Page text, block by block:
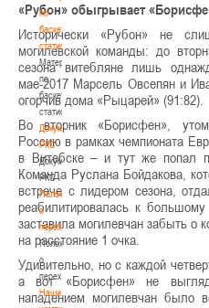
по
баскетбольной
статистике
Материалы
по
баскетбольной
статистике
Документы
РКС
Документы
РКС
Положение
о
переходах
Положение
о
переходах
Наши
«Рубон» обыгрывает
Исторически «Рубон» не
могилевской команды: до
сезона витебляне лишь
мае-2017 Марсель Овсепян и
огорчив дома «Рыцарей» (91:82).
Во вторник «Борисфен»,
Россию в рамках чемпионата
в Витебске – и тут же попал
Команда Руслана Бойдакова,
встрече с лидером сезона,
реабилитировалась к
заставила могилевчан забыть
на расстояние 1 очка.
Удивительно, но с каждой
а вот «Борисфен» не
нападением могилевчан было